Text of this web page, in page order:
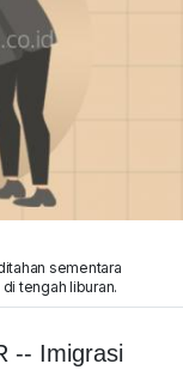
sementara
tengah liburan.
-- Imigrasi